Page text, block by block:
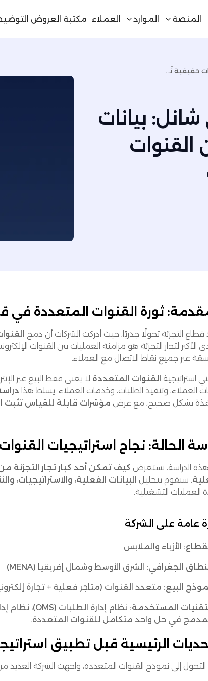
المنصة الموارد العملاء مكتبة العروض
دراسة حالة لمتاجر أومني شانل: بيانات حقيقية تُظهر التكامل بين القنوات الرقمية والمتاجر الفعلية
بيانات
القنوات
ثورة القنوات المتعددة في
التجزئة تحولًا جذريًا، حيث أدركت الشركات أن دمج
الأكبر لتجار التجزئة هو مزامنة العمليات بين القنوات
عبر جميع نقاط الاتصال مع العملاء.
استراتيجية القنوات المتعددة لا يعني فقط البيع عبر
العملاء، وتنفيذ الطلبات، وخدمات العملاء. يسلط هذا
بشكل صحيح، مع عرض مؤشرات قابلة للقياس تثبت
الحالة: نجاح استراتيجيات
الدراسة، نستعرض كيف تمكن أحد كبار تجار التجزئة
. سنقوم بتحليل البيانات الفعلية، والاستراتيجيات،
العمليات التشغيلية.
عامة على الشركة
الأزياء والملابس
الجغرافي: الشرق الأوسط وشمال إفريقيا (MENA)
البيع: متعدد القنوات (متاجر فعلية + تجارة
المستخدمة:
في حل واحد متكامل للقنوات المتعددة.
الرئيسية قبل تطبيق
إلى نموذج القنوات المتعددة، واجهت الشركة العديد